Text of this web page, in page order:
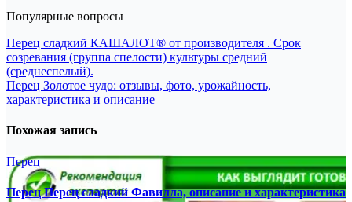
Популярные вопросы
Навигация
по
записям
Перец сладкий КАШАЛОТ® от производителя . Срок
созревания (группа спелости) культуры средний
(среднеспелый).
Перец Золотое чудо: отзывы, фото, урожайность,
характеристика и описание
Похожая запись
Перец
Перец Перец сладкий Фавилла, описание и характеристика